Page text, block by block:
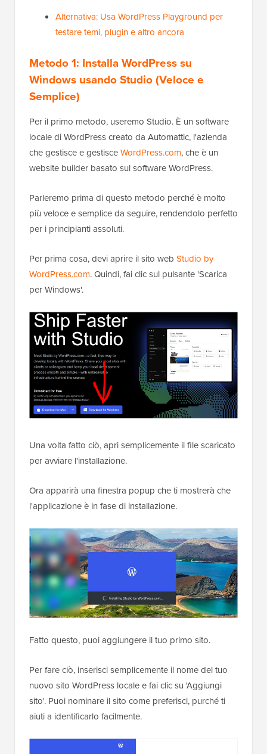
Alternativa: Usa WordPress Playground per
testare temi, plugin e altro ancora
Metodo 1: Installa WordPress su
Windows usando Studio (Veloce e
Semplice)
Per il primo metodo, useremo Studio. È un software
locale di WordPress creato da Automattic, l'azienda
che gestisce e gestisceWordPress.com, che è un
website builder basato sul software WordPress.
Parleremo prima di questo metodo perché è molto
più veloce e semplice da seguire, rendendolo perfetto
per i principianti assoluti.
Per prima cosa, devi aprire il sito web Studio by
WordPress.com. Quindi, fai clic sul pulsante 'Scarica
per Windows'.
Una volta fatto ciò, apri semplicemente il file scaricato
per avviare l'installazione.
Ora apparirà una finestra popup che ti mostrerà che
l'applicazione è in fase di installazione.
Fatto questo, puoi aggiungere il tuo primo sito.
Per fare ciò, inserisci semplicemente il nome del tuo
nuovo sito WordPress locale e fai clic su 'Aggiungi
sito'. Puoi nominare il sito come preferisci, purché ti
aiuti a identificarlo facilmente.